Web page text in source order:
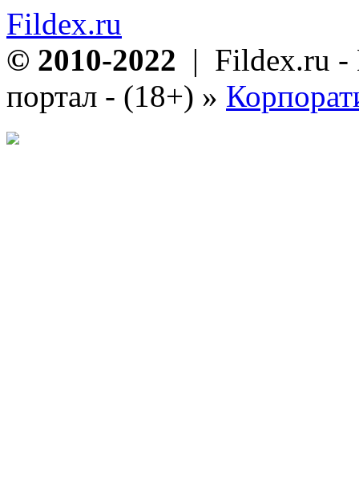
Fildex.ru
© 2010-2022 | Fildex.ru -
портал - (18+) »